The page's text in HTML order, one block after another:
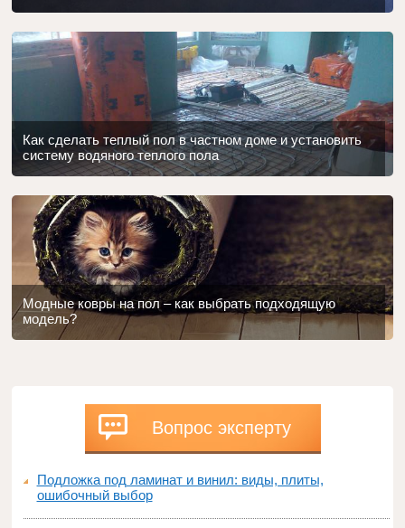
Как сделать теплый пол в частном доме и установить
систему водяного теплого пола
Модные ковры на пол – как выбрать подходящую
модель?
Вопрос эксперту
Подложка под ламинат и винил: виды, плиты,
ошибочный выбор